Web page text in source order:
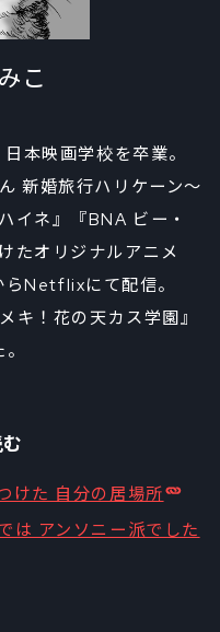
こ
本映画学校を卒業。
新婚旅行ハリケーン～
イネ』『BNA ビー・
たオリジナルアニメ
Netflixにて配信。
キ！花の天カス学園』
けた 自分の居場所
は アンソニー派でした